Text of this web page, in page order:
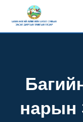
content
нарын